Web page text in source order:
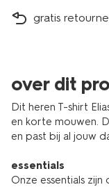
gratis
over dit
Dit heren T-shirt
en korte mouwen.
en past bij al jouw
essentials
Onze essentials